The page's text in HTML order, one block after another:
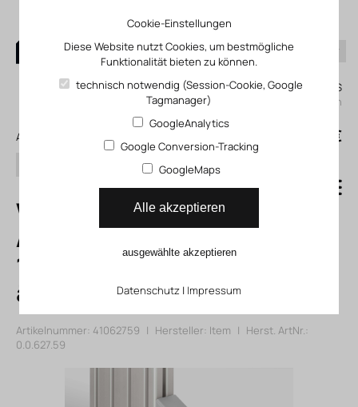
0
Mein KLEFINGHAUS
einloggen
Alle Produkte
Suchen
0,00 €
Winkel-
Abdeckkappe 8
160x80, grau
ähnlich RAL 7042
Artikelnummer: 41062759 | Hersteller: Item | Herst. ArtNr.:
0.0.627.59
Cookie-Einstellungen
Diese Website nutzt Cookies, um bestmögliche
Funktionalität bieten zu können.
technisch notwendig (Session-Cookie, Google
Tagmanager)
GoogleAnalytics
Google Conversion-Tracking
GoogleMaps
Alle akzeptieren
ausgewählte akzeptieren
Datenschutz | Impressum